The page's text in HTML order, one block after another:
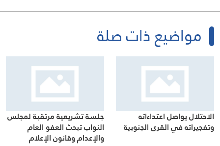
مواضيع ذات صلة
الاحتلال يواصل اعتداءاته
وتفجيراته في القرى الجنوبية
جلسة تشريعية مرتقبة لمجلس
النواب تبحث العفو العام
والإعدام وقانون الإعلام